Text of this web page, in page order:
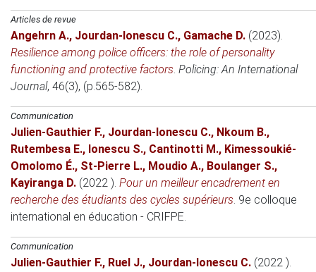
Articles de revue
Angehrn A., Jourdan-Ionescu C., Gamache D. (2023).
Resilience among police officers: the role of personality
functioning and protective factors. Policing: An International
Journal, 46(3), (p.565-582).
Communication
Julien-Gauthier F., Jourdan-Ionescu C., Nkoum B.,
Rutembesa E., Ionescu S., Cantinotti M., Kimessoukié-
Omolomo É., St-Pierre L., Moudio A., Boulanger S.,
Kayiranga D. (2022 ). Pour un meilleur encadrement en
recherche des étudiants des cycles supérieurs. 9e colloque
international en éducation - CRIFPE.
Communication
Julien-Gauthier F., Ruel J., Jourdan-Ionescu C. (2022 ).